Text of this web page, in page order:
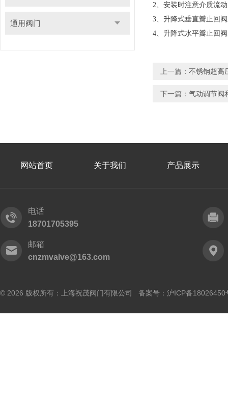
通用阀门
2、安装时注意介质流
3、升降式垂直瓣止回
4、升降式水平瓣止回
上一篇： 不锈钢超高
下一篇： 气动调节阀
网站首页 关于我们 产品展示
电话
18701705395
邮箱
cnzmvalve@163.com
© 2026 版权所有：上海祝茂阀门有限公司 备案号： 沪ICP备18026450